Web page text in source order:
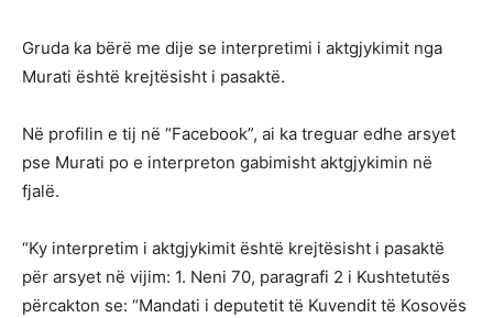
Gruda ka bërë me dije se interpretimi i aktgjykimit nga
Murati është krejtësisht i pasaktë.
Në profilin e tij në “Facebook”, ai ka treguar edhe arsyet
pse Murati po e interpreton gabimisht aktgjykimin në
fjalë.
“Ky interpretim i aktgjykimit është krejtësisht i pasaktë
për arsyet në vijim: 1. Neni 70, paragrafi 2 i Kushtetutës
përcakton se: “Mandati i deputetit të Kuvendit të Kosovës